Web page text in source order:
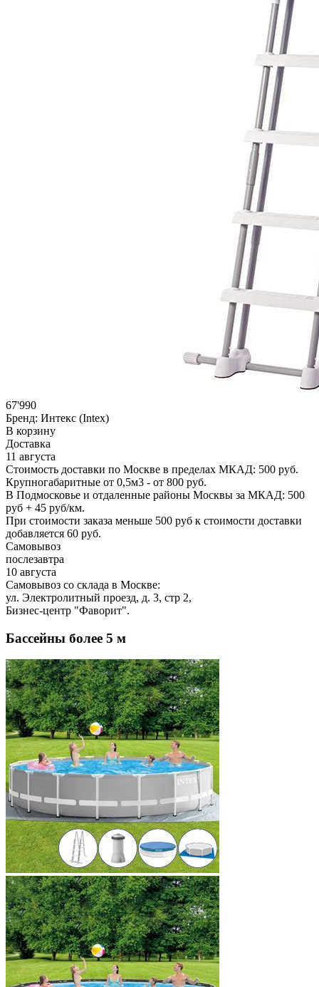
67'990
Бренд: Интекс (Intex)
В корзину
Доставка
11 августа
Стоимость доставки по Москве в пределах МКАД: 500 руб.
Крупногабаритные от 0,5м3 - от 800 руб.
В Подмосковье и отдаленные районы Москвы за МКАД: 500
руб + 45 руб/км.
При стоимости заказа меньше 500 руб к стоимости доставки
добавляется 60 руб.
Самовывоз
послезавтра
10 августа
Самовывоз со склада в Москве:
ул. Электролитный проезд, д. 3, стр 2,
Бизнес-центр "Фаворит".
Бассейны более 5 м